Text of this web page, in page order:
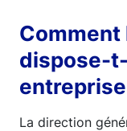
Comment
dispose-
La direction